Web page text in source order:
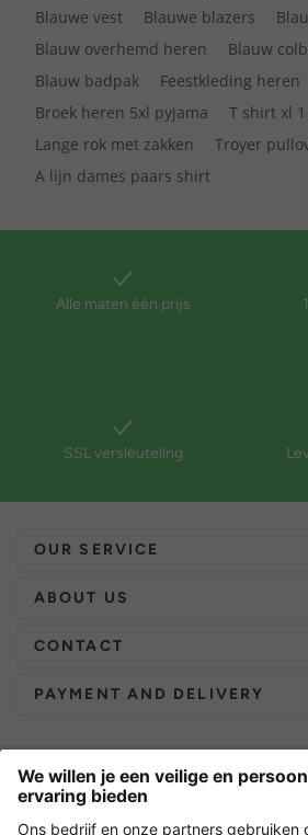
Blauwe vest
Blauwe blazers
Blauw overhemd heren
Blauw
Blauw badpak
Feestkleding heren
Broek heren 5xl pyjama
T shirt xl
Lange rok met zakken
Troyer
A lijn dames paars shirt
Alle maten één prijs
SSL versleuteling
OUR SERVICE
ABOUT US
CONTACT
PAYMENT AND DELIVERY
Nederland